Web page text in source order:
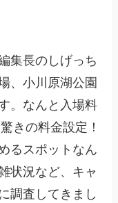
集長のしげっち
、小川原湖公園
。なんと入場料
きの料金設定！
るスポットなん
状況など、キャ
調査してきまし